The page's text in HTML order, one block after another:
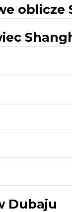
oblicze
Dubaju